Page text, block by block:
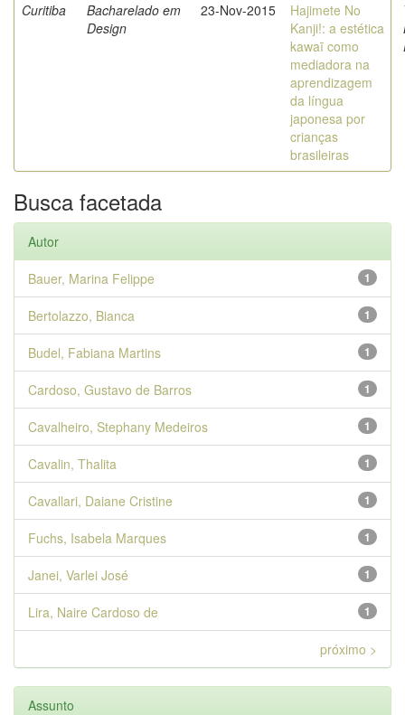
Curitiba
Bacharelado em
Design
23-Nov-2015
Hajimete No
Kanji!: a estética
kawaī como
mediadora na
aprendizagem
da língua
japonesa por
crianças
brasileiras
Busca facetada
Autor
1
Bauer, Marina Felippe
1
Bertolazzo, Bianca
1
Budel, Fabiana Martins
1
Cardoso, Gustavo de Barros
1
Cavalheiro, Stephany Medeiros
1
Cavalin, Thalita
1
Cavallari, Daiane Cristine
1
Fuchs, Isabela Marques
1
Janei, Varlei José
1
Lira, Naire Cardoso de
próximo >
Assunto